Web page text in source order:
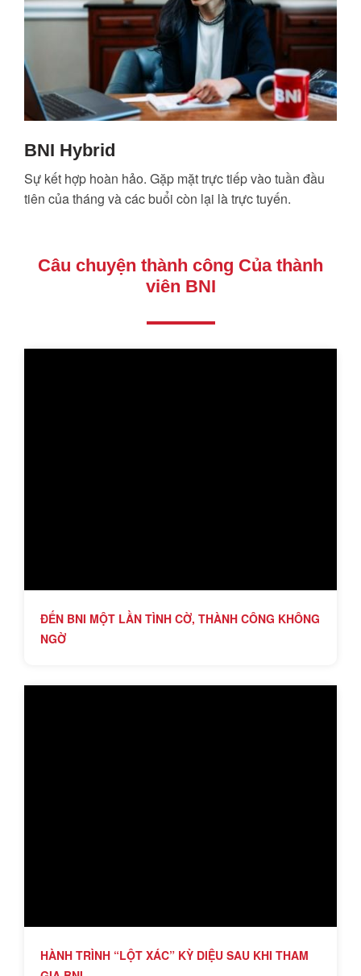
BNI Hybrid
Sự kết hợp hoàn hảo. Gặp mặt trực tiếp vào tuần đầu
tiên của tháng và các buổi còn lại là trực tuyến.
Câu chuyện thành công Của thành
viên BNI
ĐẾN BNI MỘT LẦN TÌNH CỜ, THÀNH CÔNG KHÔNG
NGỜ
HÀNH TRÌNH “LỘT XÁC” KỲ DIỆU SAU KHI THAM